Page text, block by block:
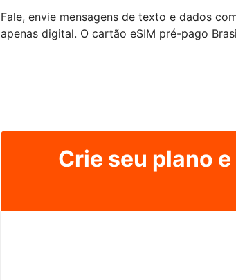
Fale, envie mensagens de texto e dados
apenas digital. O cartão eSIM pré-pago
Crie seu plano